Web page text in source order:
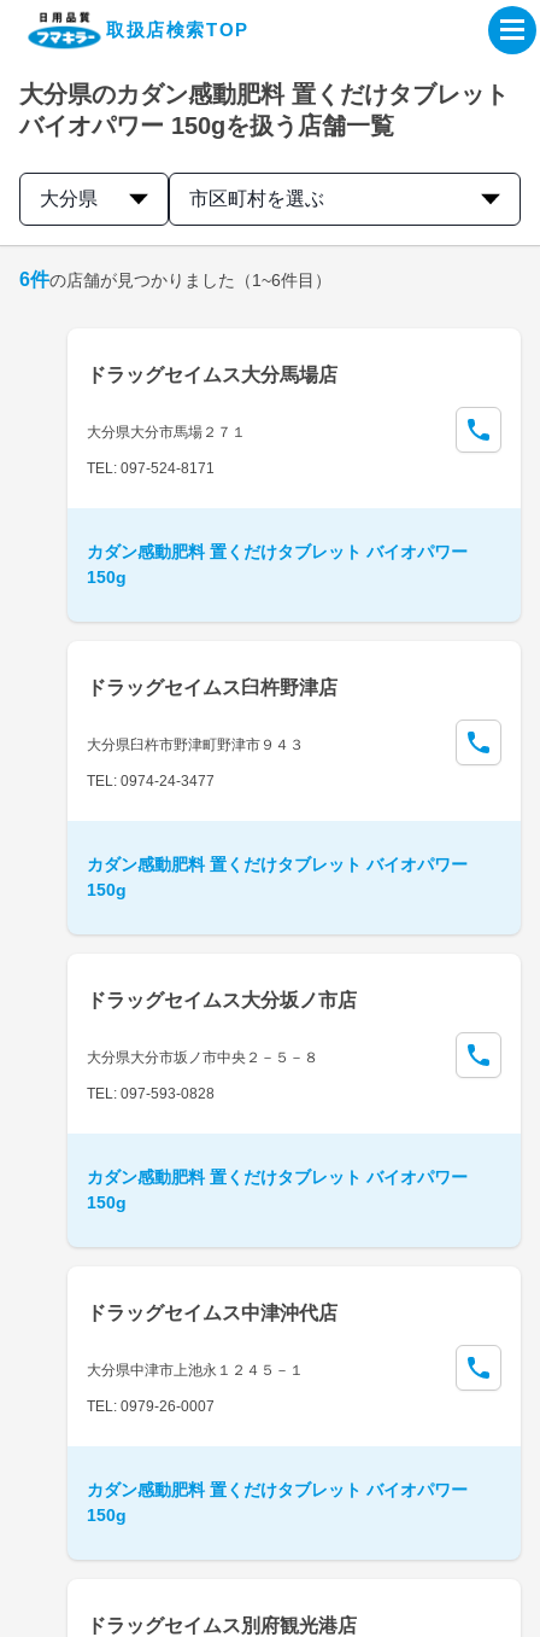
取扱店検索TOP
企業・IR情報サイト
製品情報サイト
取扱店検索はこちら
大分県のカダン感動肥料 置くだけタブレット
バイオパワー 150gを扱う店舗一覧
大分県 市区町村を選ぶ
6件の店舗が見つかりました （1~6件目）
ドラッグセイムス大分馬場店
大分県大分市馬場２７１
TEL: 097-524-8171
カダン感動肥料 置くだけタブレット バイオパワー
150g
ドラッグセイムス臼杵野津店
大分県臼杵市野津町野津市９４３
TEL: 0974-24-3477
カダン感動肥料 置くだけタブレット バイオパワー
150g
ドラッグセイムス大分坂ノ市店
大分県大分市坂ノ市中央２－５－８
TEL: 097-593-0828
カダン感動肥料 置くだけタブレット バイオパワー
150g
ドラッグセイムス中津沖代店
大分県中津市上池永１２４５－１
TEL: 0979-26-0007
カダン感動肥料 置くだけタブレット バイオパワー
150g
ドラッグセイムス別府観光港店